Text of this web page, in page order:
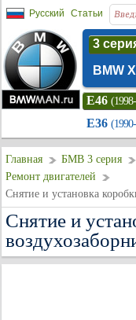
Русский Статьи
3
BMW
E46
E36
Главная БМВ 3 серия
Ремонт двигателей
Снятие и установка
Снятие и